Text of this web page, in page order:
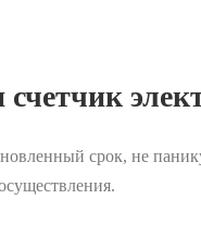
срок, не